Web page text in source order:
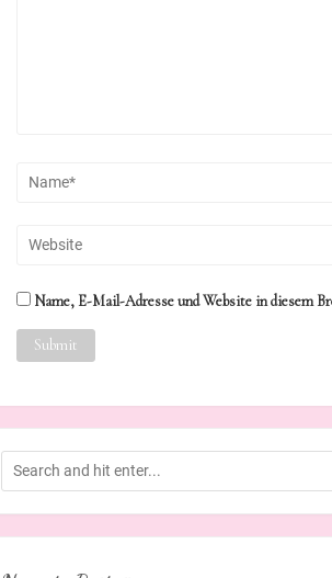
Name, E-Mail-Adresse und Website in diesem